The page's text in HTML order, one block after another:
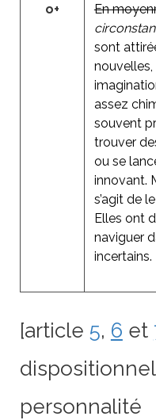
o+ En
sont
assez
souvent
trouver
ou se
innovant.
s’agit de
Elles ont
naviguer
incertains.
[article 5, 6 et
personnalité